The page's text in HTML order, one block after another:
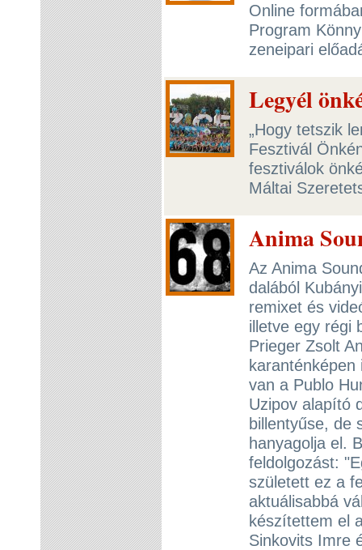
Online
Program
zeneipari
Legyél
„Hogy tetszik
Fesztivál
fesztiválok
Máltai
Anima
Az Anima
dalából
remixet és
illetve egy régi
Prieger Zsolt
karanténképen
van a Publo
Uzipov alapító
billentyűse, de
hanyagolja el.
feldolgozást:
született ez a
aktuálisabbá
készítettem el
Sinkovits Imre